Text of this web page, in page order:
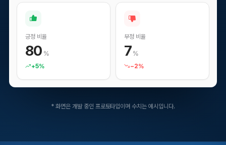
회사명
담당자명
긍정 비율
80 %
+5%
부정 비율
7 %
−2%
* 화면은 개발 중인 프로토타입이며 수치는 예시입니다.